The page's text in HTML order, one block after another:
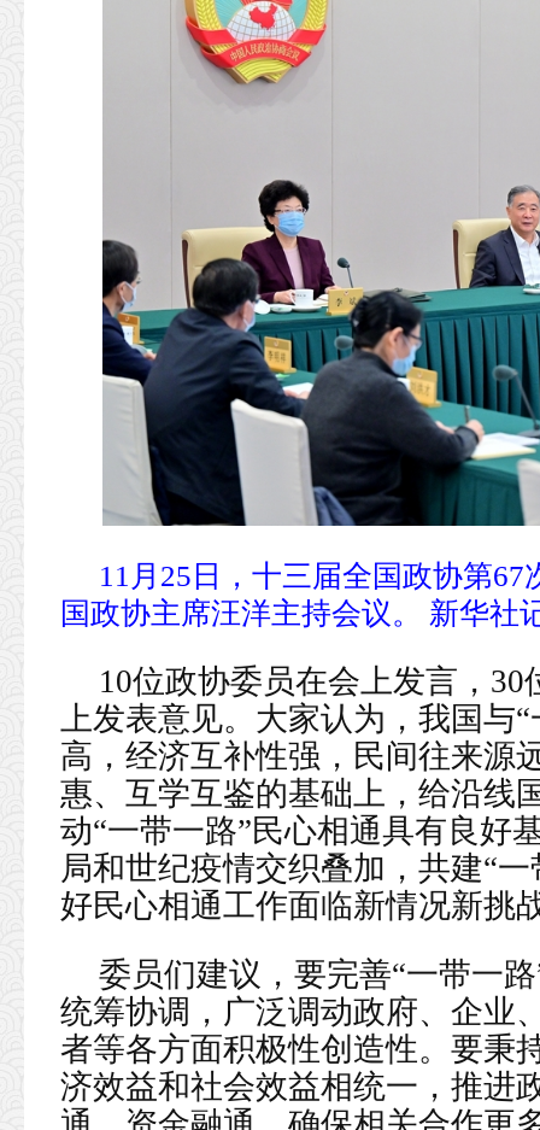
11月25日，十三届全国政协第
国政协主席汪洋主持会议。 新华社
10位政协委员在会上发言，
上发表意见。大家认为，我国与
高，经济互补性强，民间往来源
惠、互学互鉴的基础上，给沿线
动“一带一路”民心相通具有良好
局和世纪疫情交织叠加，共建“
好民心相通工作面临新情况新挑
委员们建议，要完善“一带一
统筹协调，广泛调动政府、企业
者等各方面积极性创造性。要秉
济效益和社会效益相统一，推进